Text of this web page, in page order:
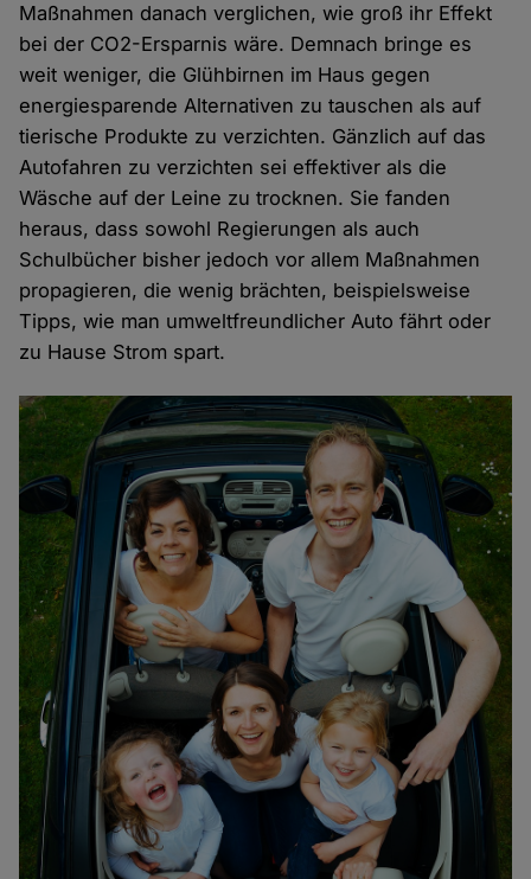
Maßnahmen danach verglichen, wie groß ihr Effekt
bei der CO2-Ersparnis wäre. Demnach bringe es
weit weniger, die Glühbirnen im Haus gegen
energiesparende Alternativen zu tauschen als auf
tierische Produkte zu verzichten. Gänzlich auf das
Autofahren zu verzichten sei effektiver als die
Wäsche auf der Leine zu trocknen. Sie fanden
heraus, dass sowohl Regierungen als auch
Schulbücher bisher jedoch vor allem Maßnahmen
propagieren, die wenig brächten, beispielsweise
Tipps, wie man umweltfreundlicher Auto fährt oder
zu Hause Strom spart.